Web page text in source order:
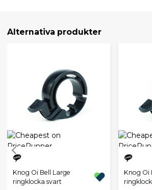
Alternativa produkter
Knog Oi Bell Large
ringklocka svart
Knog Oi